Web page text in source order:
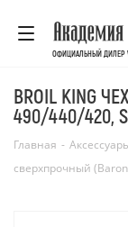
ОФИЦИАЛЬНЫЙ ДИЛЕР
BROIL KING
490/440/420,
Главная -
сверхпрочный